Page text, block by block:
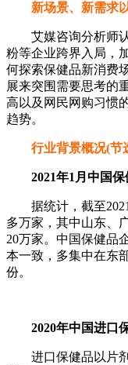
新场景、新需求
艾媒咨询分析师认
粉等企业跨界入局，
何探索保健品新消费
展来突围需要思考的
高以及网民网购习惯
趋势。
行业背景概况(节
2021年1月中国
据统计，截至2021
多万家，其中山东、
20万家。中国保健品
本一致，多集中在东
份。
2020年中国进口
进口保健品以片剂